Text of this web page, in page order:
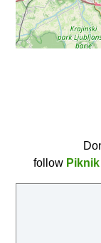
follow